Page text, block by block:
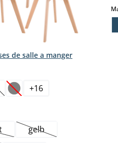
de salle a manger
option n'est pas disponible pour le
option n'est pas disponible
(Cette option n'est pas
+16
option n'est pas disponible pour
gelb(Cette option n'est pas